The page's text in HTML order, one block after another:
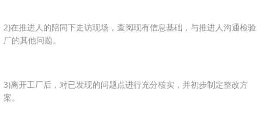
2)在推进人的陪同下走访现场，查阅现有信息基础，与推进人沟通检验
厂的其他问题。
3)离开工厂后，对已发现的问题点进行充分核实，并初步制定整改方
案。